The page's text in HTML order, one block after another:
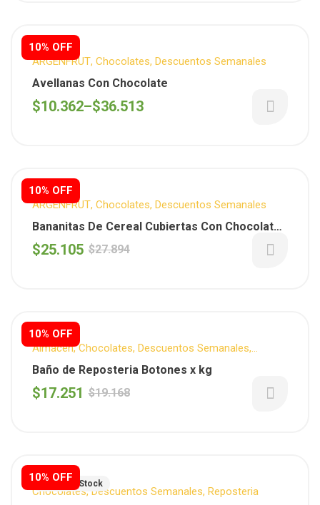
10% OFF
ARGENFRUT, Chocolates, Descuentos Semanales
Avellanas Con Chocolate
$10.362–$36.513
10% OFF
ARGENFRUT, Chocolates, Descuentos Semanales
Bananitas De Cereal Cubiertas Con Chocolate
X 600 Gr
$27.894
$25.105
10% OFF
Almacén,Chocolates, Descuentos Semanales,
Productos Destacados ,Reposteria
Baño de Reposteria Botones x kg
$19.168
$17.251
10% OFF
Fuera De Stock
Chocolates, Descuentos Semanales, Reposteria